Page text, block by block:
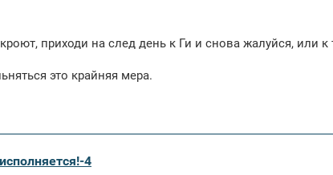
приходи на след день к Ги и снова жалуйся, или к
это крайняя мера.
4